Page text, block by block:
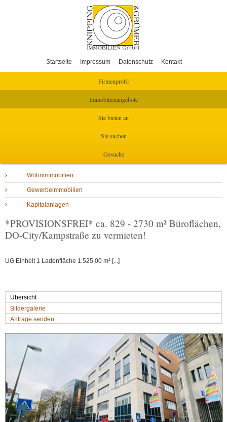
Startseite Impressum Datenschutz Kontakt
Firmenprofil
Immobilienangebote
Sie bieten an
Sie suchen
Gesuche
Wohnimmobilien
Gewerbeimmobilien
Kapitalanlagen
*PROVISIONSFREI* ca. 829 - 2730 m² Büroflächen,
DO-City/Kampstraße zu vermieten!
UG Einheit 1 Ladenfläche 1.525,00 m² [...]
Übersicht
Bildergalerie
Anfrage senden